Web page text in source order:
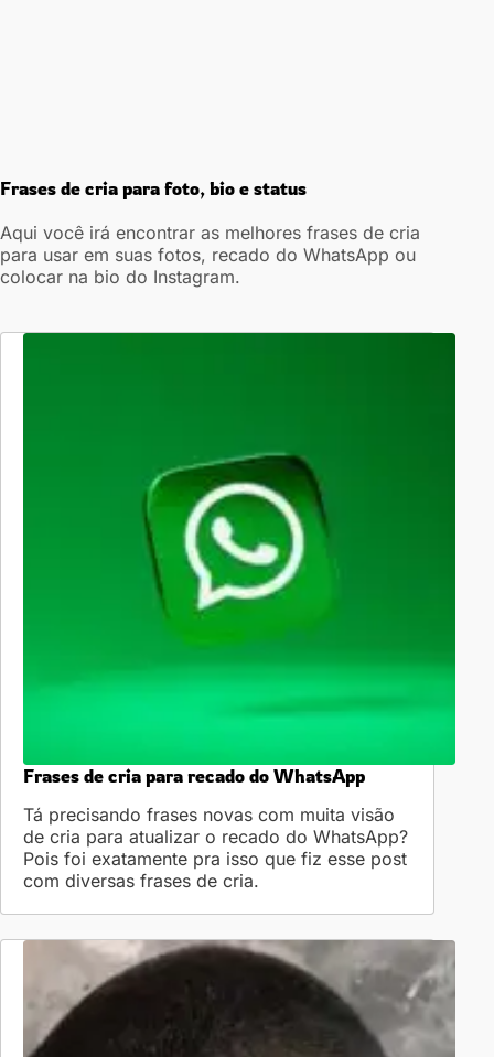
Frases de cria para foto, bio e status
Aqui você irá encontrar as melhores frases de cria
para usar em suas fotos, recado do WhatsApp ou
colocar na bio do Instagram.
Frases de cria para recado do WhatsApp
Tá precisando frases novas com muita visão
de cria para atualizar o recado do WhatsApp?
Pois foi exatamente pra isso que fiz esse post
com diversas frases de cria.